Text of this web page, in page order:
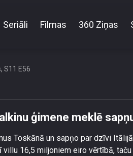
Seriāli Filmas 360 Ziņas
S11 E56
ģimene meklē
Toskānā un sapņo par dzīvi
16,5 miljoniem eiro vērtībā,